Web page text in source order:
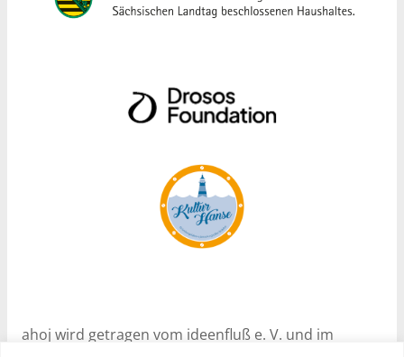
ahoj wird getragen vom ideenfluß e. V. und im